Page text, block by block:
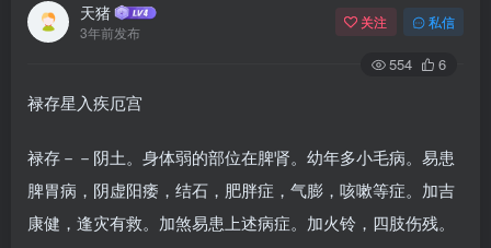
天猪
3年前发布
关注 私信
554 6
禄存星入疾厄宫
禄存－－阴土。身体弱的部位在脾肾。幼年多小毛病。易患
脾胃病，阴虚阳痿，结石，肥胖症，气膨，咳嗽等症。加吉
康健，逢灾有救。加煞易患上述病症。加火铃，四肢伤残。